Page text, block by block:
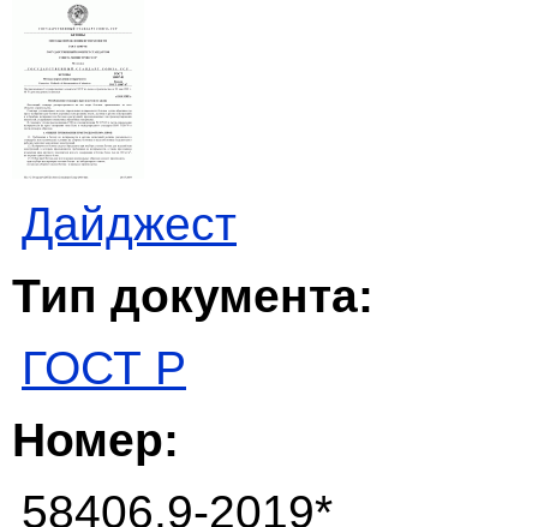
Дайджест
Тип документа:
ГОСТ Р
Номер:
58406.9-2019*